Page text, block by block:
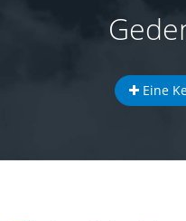
Eine